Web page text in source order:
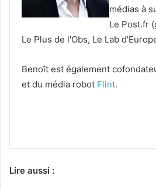
médias à
Le Post.fr
Le Plus de l'Obs, Le Lab
Benoît est également
et du média robot Flint.
Lire aussi :